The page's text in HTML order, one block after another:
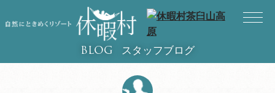
BLOG スタッフブログ